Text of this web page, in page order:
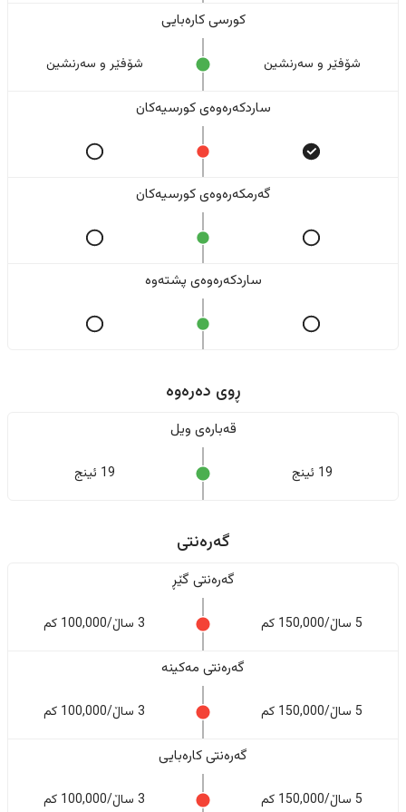
کورسی کارەبایی
شۆفێر و سەرنشین شۆفێر و سەرنشین
ساردکەرەوەی کورسیەکان
گەرمکەرەوەی کورسیەکان
ساردکەرەوەی پشتەوە
ڕوی دەرەوە
قەبارەی ویل
19 ئینج 19 ئینج
گەرەنتی
گەرەنتی گێڕ
5 ساڵ/150,000 کم 3 ساڵ/100,000 کم
گەرەنتی مەکینە
5 ساڵ/150,000 کم 3 ساڵ/100,000 کم
گەرەنتی کارەبایی
5 ساڵ/150,000 کم 3 ساڵ/100,000 کم